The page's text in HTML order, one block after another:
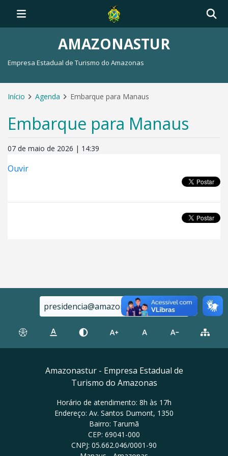
AMAZONASTUR
Empresa Estadual de Turismo do Amazonas
Início Agenda Embarque para Manaus
Embarque para Manaus
07 de maio de 2026 | 14:39
Ouvir
presidencia@amazonastur.am.gov.br
Amazonastur - Empresa Estadual de
Turismo do Amazonas
Horário de atendimento: 8h às 17h
Endereço: Av. Santos Dumont, 1350
Bairro: Tarumã
CEP: 69041-000
CNPJ: 05.662.046/0001-90